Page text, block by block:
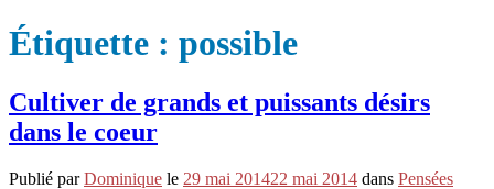
Étiquette : possible
Cultiver de grands et puissants désirs
dans le coeur
Publié parDominique le 29 mai 201422 mai 2014 dans Pensées